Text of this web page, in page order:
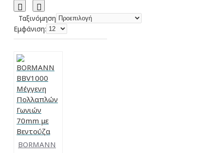
Ταξινόμηση
Εμφάνιση:
BORMANN